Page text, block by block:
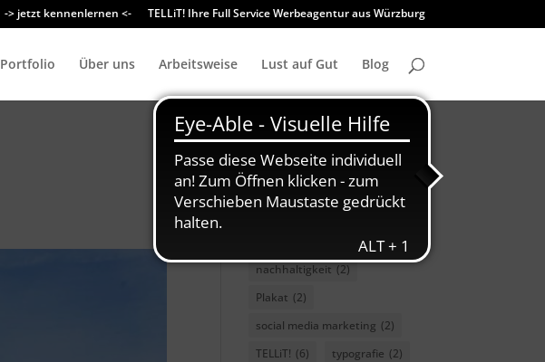
-> jetzt kennenlernen <- TELLiT! Ihre Full Service Werbeagentur aus Würzburg
Portfolio Über uns Arbeitsweise Lust auf Gut Blog
charity (3) Font (2)
GWF
nachhaltigkeit (2)
Plakat (2)
social media marketing (2)
TELLiT! (6) typografie (2)